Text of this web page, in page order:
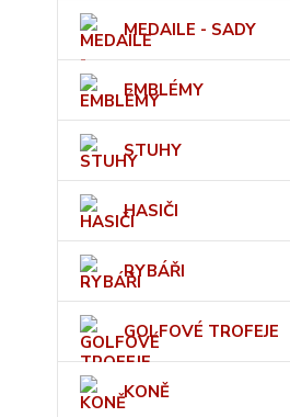
MEDAILE - SADY
EMBLÉMY
STUHY
HASIČI
RYBÁŘI
GOLFOVÉ TROFEJE
KONĚ